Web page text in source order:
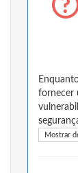
fornecer
Mostrar